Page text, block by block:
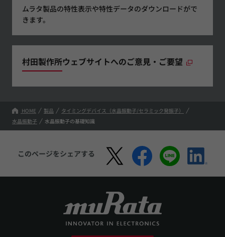
ムラタ製品の特性表示や特性データのダウンロードがで
きます。
村田製作所ウェブサイトへのご意見・ご要望
HOME 製品
タイミングデバイス（水晶振動子/セラミック発振子）
水晶振動子
水晶振動子の基礎知識
このページをシェアする